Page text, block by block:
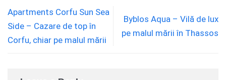
Apartments Corfu Sun Sea
Side – Cazare de top în
Corfu, chiar pe malul mării
Byblos Aqua – Vilă de lux
pe malul mării în Thassos